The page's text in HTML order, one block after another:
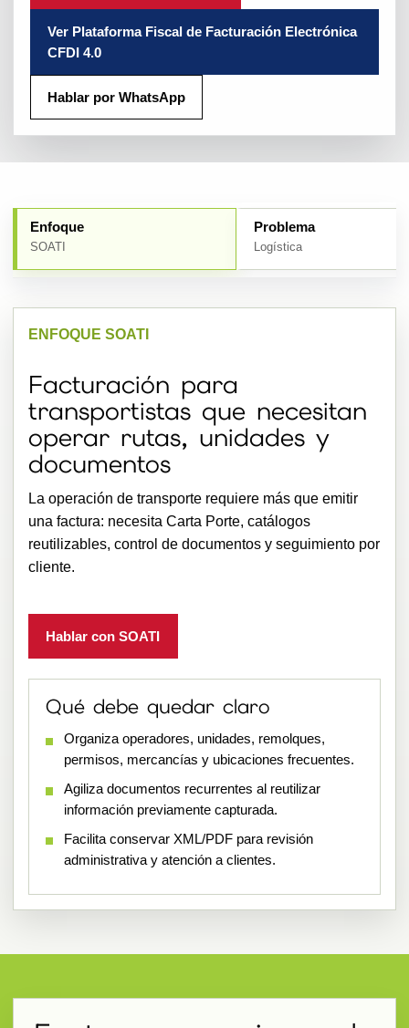
Ver Plataforma Fiscal de Facturación Electrónica
CFDI 4.0
Hablar por WhatsApp
Enfoque
SOATI
Problema
Logística
ENFOQUE SOATI
Facturación para
transportistas que necesitan
operar rutas, unidades y
documentos
La operación de transporte requiere más que emitir
una factura: necesita Carta Porte, catálogos
reutilizables, control de documentos y seguimiento por
cliente.
Hablar con SOATI
Qué debe quedar claro
Organiza operadores, unidades, remolques,
permisos, mercancías y ubicaciones frecuentes.
Agiliza documentos recurrentes al reutilizar
información previamente capturada.
Facilita conservar XML/PDF para revisión
administrativa y atención a clientes.